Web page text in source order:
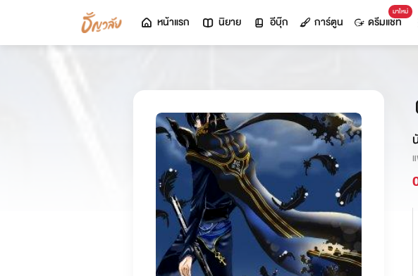
หน้าแรก นิยาย อีบุ๊ก การ์ตูน
มาใหม่
ดรีมแชท